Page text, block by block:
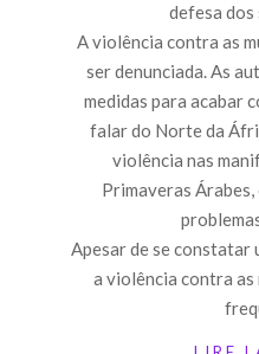
defesa
A violência contra as
ser denunciada. As
medidas para acabar
falar do Norte da
violência nas
Primaveras
Apesar de se constatar
a violência contra as